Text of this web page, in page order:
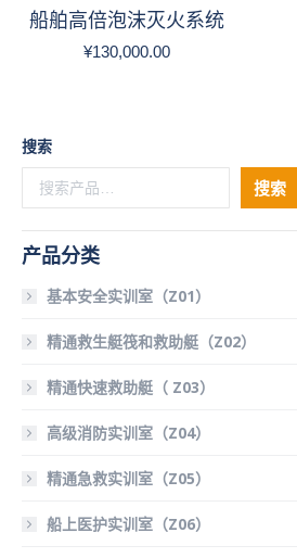
船舶高倍泡沫灭火系统
¥130,000.00
搜索
搜索
产品分类
基本安全实训室（Z01）
精通救生艇筏和救助艇（Z02）
精通快速救助艇（ Z03）
高级消防实训室（Z04）
精通急救实训室（Z05）
船上医护实训室（Z06）